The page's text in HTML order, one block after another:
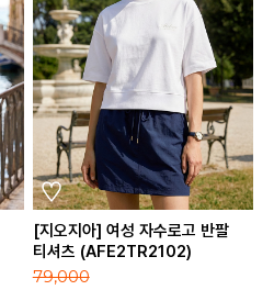
[지오지아] 여성 자수로고 반팔
티셔츠 (AFE2TR2102)
79,000